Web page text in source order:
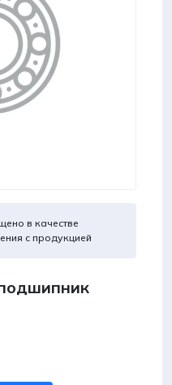
в качестве
с продукцией